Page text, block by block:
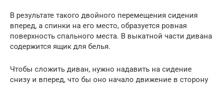
В результате такого двойного перемещения сидения
вперед, а спинки на его место, образуется ровная
поверхность спального места. В выкатной части дивана
содержится ящик для белья.
Чтобы сложить диван, нужно надавить на сидение
снизу и вперед, что бы оно начало движение в сторону